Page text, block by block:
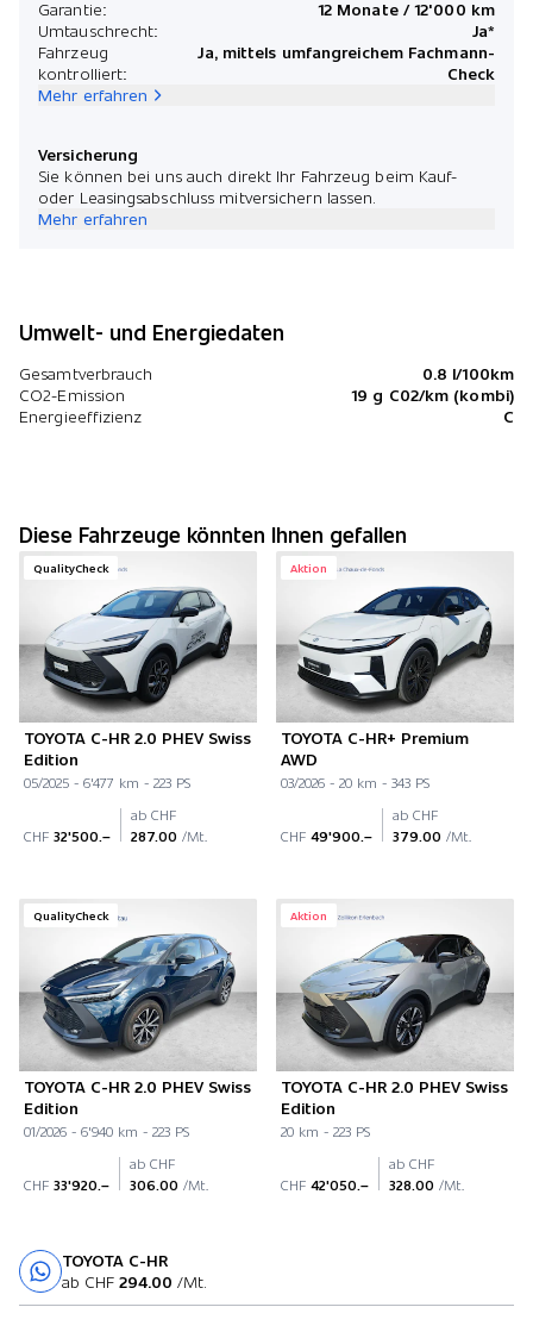
Garantie:
12 Monate / 12'000 km
Umtauschrecht:
Ja*
Fahrzeug
kontrolliert:
Ja, mittels umfangreichem Fachmann-
Check
Mehr erfahren
Versicherung
Sie können bei uns auch direkt Ihr Fahrzeug beim Kauf-
oder Leasingsabschluss mitversichern lassen.
Mehr erfahren
Umwelt- und Energiedaten
Gesamtverbrauch
0.8 l/100km
CO2-Emission
19 g C02/km (kombi)
Energieeffizienz
C
Diese Fahrzeuge könnten Ihnen gefallen
QualityCheck
TOYOTA C-HR 2.0 PHEV Swiss
Edition
05/2025 - 6'477 km - 223 PS
CHF 32'500.–
ab CHF
287.00 /Mt.
Aktion
TOYOTA C-HR+ Premium
AWD
03/2026 - 20 km - 343 PS
CHF 49'900.–
ab CHF
379.00 /Mt.
QualityCheck
TOYOTA C-HR 2.0 PHEV Swiss
Edition
01/2026 - 6'940 km - 223 PS
CHF 33'920.–
ab CHF
306.00 /Mt.
Aktion
TOYOTA C-HR 2.0 PHEV Swiss
Edition
20 km - 223 PS
CHF 42'050.–
ab CHF
328.00 /Mt.
TOYOTA C-HR
ab CHF 294.00 /Mt.